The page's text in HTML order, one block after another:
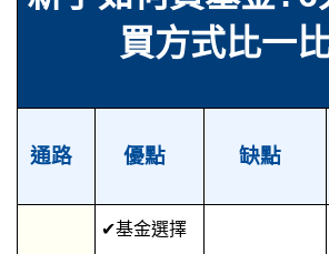
買方式比一比
通路 優點 缺點
✔基金選擇